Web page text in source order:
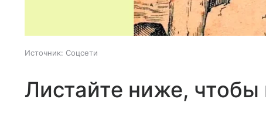
Источник: Соцсети
Листайте ниже, чтобы